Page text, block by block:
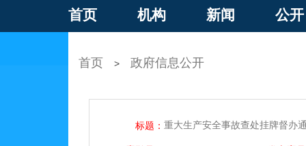
首页 机构 新闻 公开
首页 > 政府信息公开
标题： 重大生产安全事故查处挂牌督办